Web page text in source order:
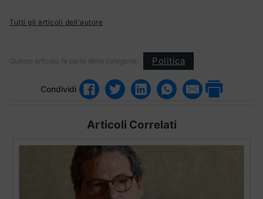
Tutti gli articoli dell'autore
Questo articolo fa parte delle categorie: Politica
Condividi
Articoli Correlati